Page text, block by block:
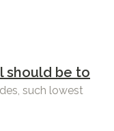
should be to
such lowest